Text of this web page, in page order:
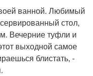
ванной. Любимый
стол,
Вечерние туфли и
выходной самое
блистать, -